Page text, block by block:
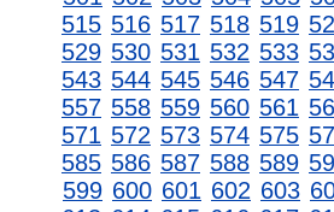
515 516 517 518 519
529 530 531 532 533
543 544 545 546 547
557 558 559 560 561
571 572 573 574 575
585 586 587 588 589
599 600 601 602 603